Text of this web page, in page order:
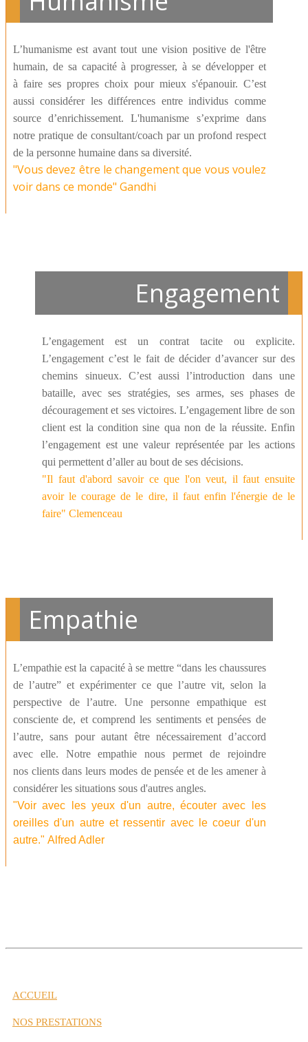
L’humanisme est avant tout une vision positive de l'être
humain, de sa capacité à progresser, à se développer et
à faire ses propres choix pour mieux s'épanouir. C’est
aussi considérer les différences entre individus comme
source d’enrichissement. L'humanisme s’exprime dans
notre pratique de consultant/coach par un profond respect
de la personne humaine dans sa diversité.
"Vous devez être le changement que vous voulez
voir dans ce monde" Gandhi
Engagement
L’engagement est un contrat tacite ou explicite.
L’engagement c’est le fait de décider d’avancer sur des
chemins sinueux. C’est aussi l’introduction dans une
bataille, avec ses stratégies, ses armes, ses phases de
découragement et ses victoires. L’engagement libre de son
client est la condition sine qua non de la réussite. Enfin
l’engagement est une valeur représentée par les actions
qui permettent d’aller au bout de ses décisions.
"Il faut d'abord savoir ce que l'on veut, il faut ensuite
avoir le courage de le dire, il faut enfin l'énergie de le
faire" Clemenceau
Empathie
L’empathie est la capacité à se mettre “dans les chaussures
de l’autre” et expérimenter ce que l’autre vit, selon la
perspective de l’autre. Une personne empathique est
consciente de, et comprend les sentiments et pensées de
l’autre, sans pour autant être nécessairement d’accord
avec elle. Notre empathie nous permet de rejoindre
nos clients dans leurs modes de pensée et de les amener à
considérer les situations sous d'autres angles.
"Voir avec les yeux d'un autre, écouter avec les
oreilles d'un autre et ressentir avec le coeur d'un
autre." Alfred Adler
ACCUEIL
NOS PRESTATIONS